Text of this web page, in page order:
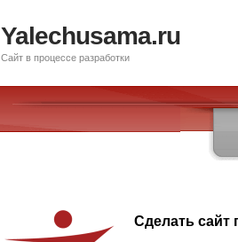
Yalechusama.ru
Сайт в процессе разработки
Сделать сайт